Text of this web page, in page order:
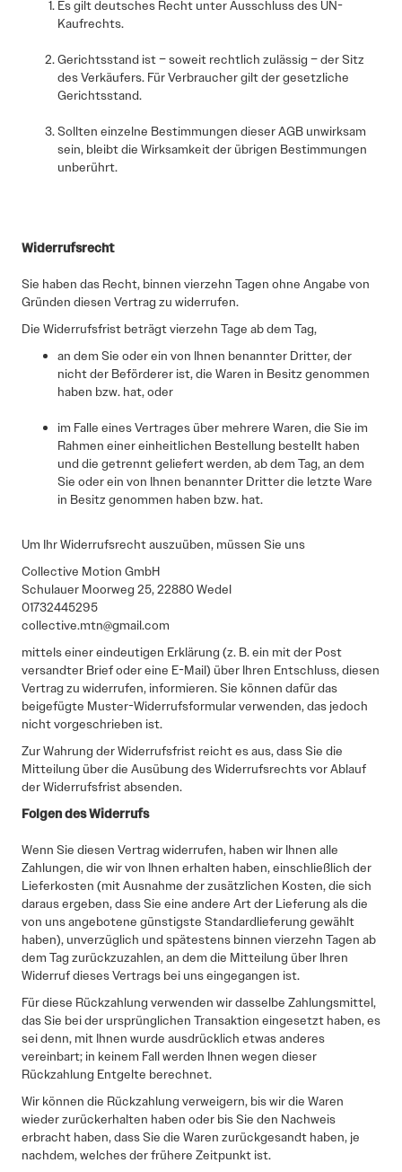
Es gilt deutsches Recht unter Ausschluss des UN-
Kaufrechts.
Gerichtsstand ist – soweit rechtlich zulässig – der Sitz
des Verkäufers. Für Verbraucher gilt der gesetzliche
Gerichtsstand.
Sollten einzelne Bestimmungen dieser AGB unwirksam
sein, bleibt die Wirksamkeit der übrigen Bestimmungen
unberührt.
Widerrufsrecht
Sie haben das Recht, binnen vierzehn Tagen ohne Angabe von
Gründen diesen Vertrag zu widerrufen.
Die Widerrufsfrist beträgt vierzehn Tage ab dem Tag,
an dem Sie oder ein von Ihnen benannter Dritter, der
nicht der Beförderer ist, die Waren in Besitz genommen
haben bzw. hat, oder
im Falle eines Vertrages über mehrere Waren, die Sie im
Rahmen einer einheitlichen Bestellung bestellt haben
und die getrennt geliefert werden, ab dem Tag, an dem
Sie oder ein von Ihnen benannter Dritter die letzte Ware
in Besitz genommen haben bzw. hat.
Um Ihr Widerrufsrecht auszuüben, müssen Sie uns
Collective Motion GmbH
Schulauer Moorweg 25, 22880 Wedel
01732445295
collective.mtn@gmail.com
mittels einer eindeutigen Erklärung (z. B. ein mit der Post
versandter Brief oder eine E-Mail) über Ihren Entschluss, diesen
Vertrag zu widerrufen, informieren. Sie können dafür das
beigefügte Muster-Widerrufsformular verwenden, das jedoch
nicht vorgeschrieben ist.
Zur Wahrung der Widerrufsfrist reicht es aus, dass Sie die
Mitteilung über die Ausübung des Widerrufsrechts vor Ablauf
der Widerrufsfrist absenden.
Folgen des Widerrufs
Wenn Sie diesen Vertrag widerrufen, haben wir Ihnen alle
Zahlungen, die wir von Ihnen erhalten haben, einschließlich der
Lieferkosten (mit Ausnahme der zusätzlichen Kosten, die sich
daraus ergeben, dass Sie eine andere Art der Lieferung als die
von uns angebotene günstigste Standardlieferung gewählt
haben), unverzüglich und spätestens binnen vierzehn Tagen ab
dem Tag zurückzuzahlen, an dem die Mitteilung über Ihren
Widerruf dieses Vertrags bei uns eingegangen ist.
Für diese Rückzahlung verwenden wir dasselbe Zahlungsmittel,
das Sie bei der ursprünglichen Transaktion eingesetzt haben, es
sei denn, mit Ihnen wurde ausdrücklich etwas anderes
vereinbart; in keinem Fall werden Ihnen wegen dieser
Rückzahlung Entgelte berechnet.
Wir können die Rückzahlung verweigern, bis wir die Waren
wieder zurückerhalten haben oder bis Sie den Nachweis
erbracht haben, dass Sie die Waren zurückgesandt haben, je
nachdem, welches der frühere Zeitpunkt ist.